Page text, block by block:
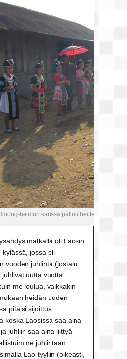
heimon kanssa pallon heittelyä –
matkalla oli Laosin
kylässä, jossa oli
vuoden juhlinta (jostain
juhlivat uutta vuotta
me joulua, vaikkakin
heidän uuden
pitäisi sijoittua
koska Laosissa saa aina
juhliin saa aina liittyä
juhlintaan
Lao-tyyliin (oikeasti,